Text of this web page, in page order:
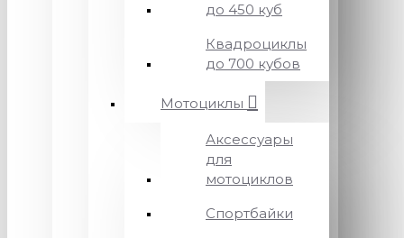
до 450 куб
Квадроциклы
до 700 кубов
Мотоциклы
Аксессуары
для
мотоциклов
Спортбайки